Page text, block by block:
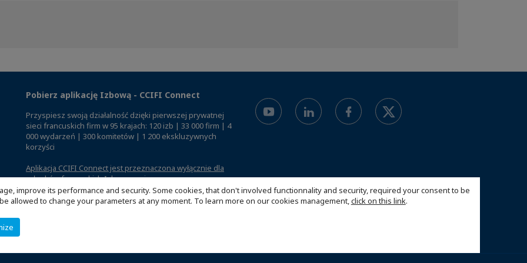
improve its performance and security. Some cookies, that don't involved functionnality and security, required your consent to be
allowed to change your parameters at any moment. To learn more on our cookies management,click on this link.
Pobierz aplikację Izbową - CCIFI Connect
Przyspiesz swoją działalność dzięki pierwszej prywatnej
sieci francuskich firm w 95 krajach: 120 izb | 33 000 firm | 4
000 wydarzeń | 300 komitetów | 1 200 ekskluzywnych
korzyści
Aplikacja CCIFI Connect jest przeznaczona wyłącznie dla
członków francuskich Izb za granicą.